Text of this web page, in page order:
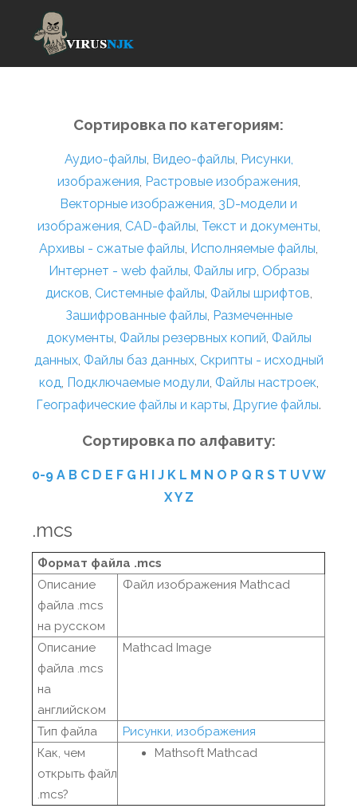
Сортировка по категориям:
Аудио-файлы, Видео-файлы, Рисунки,
изображения, Растровые изображения,
Векторные изображения, 3D-модели и
изображения, CAD-файлы, Текст и документы,
Архивы - сжатые файлы, Исполняемые файлы,
Интернет - web файлы, Файлы игр, Образы
дисков, Системные файлы, Файлы шрифтов,
Зашифрованные файлы, Размеченные
документы, Файлы резервных копий, Файлы
данных, Файлы баз данных, Скрипты - исходный
код, Подключаемые модули, Файлы настроек,
Географические файлы и карты, Другие файлы.
Сортировка по алфавиту:
0-9 A B C D E F G H I J K L M N O P Q R S T U VW
XY Z
.mcs
Формат файла .mcs
Описание
файла .mcs
на русском
Файл изображения Mathcad
Описание
файла .mcs
на
английском
Mathcad Image
Тип файла
Рисунки, изображения
Как, чем
открыть файл
.mcs?
Mathsoft Mathcad